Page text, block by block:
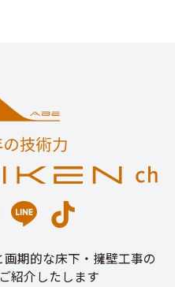
期的な床下・擁壁工事の
紹介したします